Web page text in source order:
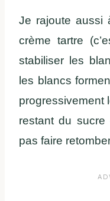
Je rajoute aussi
crème tartre
stabiliser les
les blancs
progressivement
restant du
pas faire